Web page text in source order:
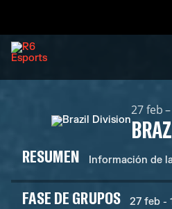
27 feb
RESUMEN Información de
FASE DE GRUPOS 27 feb -